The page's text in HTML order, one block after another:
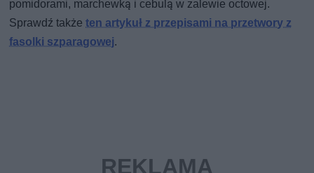
pomidorami, marchewką i cebulą w zalewie octowej.
Sprawdź takżeten artykuł z przepisami na przetwory z
fasolki szparagowej.